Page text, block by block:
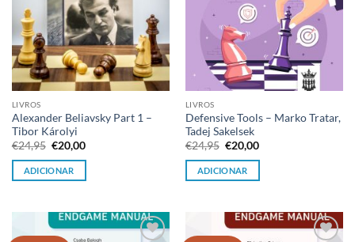
LIVROS
Alexander Beliavsky Part 1 –
Tibor Károlyi
€24,95 O
preço
original
era:
€20,00O
atual
ADICIONAR
LIVROS
Defensive Tools – Marko Tratar,
Tadej Sakelsek
€24,95 O
preço
original
era:
€20,00O
atual
ADICIONAR